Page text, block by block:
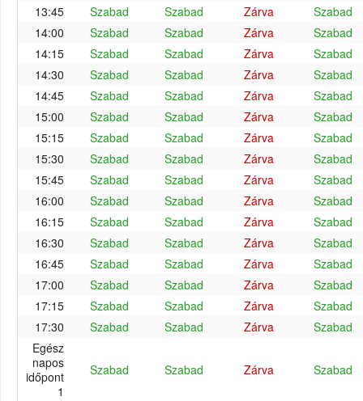
13:45
Szabad Szabad Zárva
Szabad
14:00
Szabad Szabad Zárva
Szabad
14:15
Szabad Szabad Zárva
Szabad
14:30
Szabad Szabad Zárva
Szabad
14:45
Szabad Szabad Zárva
Szabad
15:00
Szabad Szabad Zárva
Szabad
15:15
Szabad Szabad Zárva
Szabad
15:30
Szabad Szabad Zárva
Szabad
15:45
Szabad Szabad Zárva
Szabad
16:00
Szabad Szabad Zárva
Szabad
16:15
Szabad Szabad Zárva
Szabad
16:30
Szabad Szabad Zárva
Szabad
16:45
Szabad Szabad Zárva
Szabad
17:00
Szabad Szabad Zárva
Szabad
17:15
Szabad Szabad Zárva
Szabad
17:30
Szabad Szabad Zárva
Szabad
Egész
napos
időpont
1
Szabad Szabad Zárva Szabad